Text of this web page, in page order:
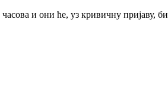
и они ће, уз кривичну